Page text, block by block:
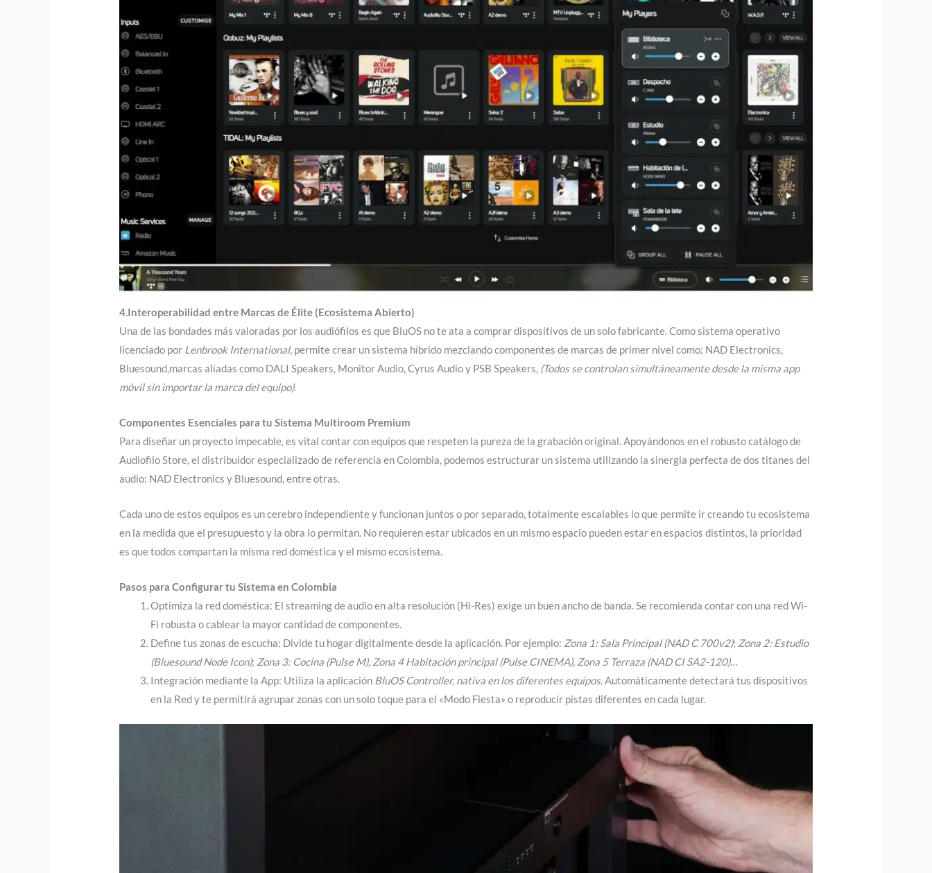
4.Interoperabilidad entre Marcas de Élite (Ecosistema Abierto)
Una de las bondades más valoradas por los audiófilos es que BluOS no te ata a comprar dispositivos de un solo fabricante. Como sistema operativo
licenciado por Lenbrook International, permite crear un sistema híbrido mezclando componentes de marcas de primer nivel como: NAD Electronics,
Bluesound,marcas aliadas como DALI Speakers, Monitor Audio, Cyrus Audio y PSB Speakers, (Todos se controlan simultáneamente desde la misma app
móvil sin importar la marca del equipo).
Componentes Esenciales para tu Sistema Multiroom Premium
Para diseñar un proyecto impecable, es vital contar con equipos que respeten la pureza de la grabación original. Apoyándonos en el robusto catálogo de
Audiofilo Store, el distribuidor especializado de referencia en Colombia, podemos estructurar un sistema utilizando la sinergia perfecta de dos titanes del
audio: NAD Electronics y Bluesound, entre otras.
Cada uno de estos equipos es un cerebro independiente y funcionan juntos o por separado, totalmente escalables lo que permite ir creando tu ecosistema
en la medida que el presupuesto y la obra lo permitan. No requieren estar ubicados en un mismo espacio pueden estar en espacios distintos, la prioridad
es que todos compartan la misma red doméstica y el mismo ecosistema.
Pasos para Configurar tu Sistema en Colombia
Optimiza la red doméstica: El streaming de audio en alta resolución (Hi-Res) exige un buen ancho de banda. Se recomienda contar con una red Wi-
Fi robusta o cablear la mayor cantidad de componentes.
Define tus zonas de escucha: Divide tu hogar digitalmente desde la aplicación. Por ejemplo: Zona 1: Sala Principal (NAD C 700v2); Zona 2: Estudio
(Bluesound Node Icon); Zona 3: Cocina (Pulse M), Zona 4 Habitación principal (Pulse CINEMA), Zona 5 Terraza (NAD CI SA2-120)…
Integración mediante la App: Utiliza la aplicación BluOS Controller, nativa en los diferentes equipos. Automáticamente detectará tus dispositivos
en la Red y te permitirá agrupar zonas con un solo toque para el «Modo Fiesta» o reproducir pistas diferentes en cada lugar.